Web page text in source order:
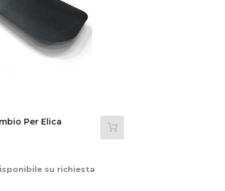
Per Elica
su richiesta